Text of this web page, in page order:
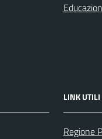
LINK UTILI
Regione